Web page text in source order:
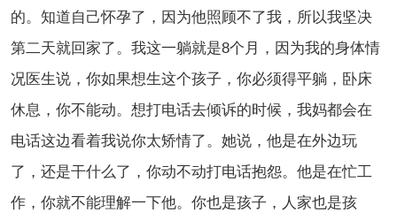
的。知道自己怀孕了，因为他照顾不了我，所以我坚决
第二天就回家了。我这一躺就是8个月，因为我的身体情
况医生说，你如果想生这个孩子，你必须得平躺，卧床
休息，你不能动。想打电话去倾诉的时候，我妈都会在
电话这边看着我说你太矫情了。她说，他是在外边玩
了，还是干什么了，你动不动打电话抱怨。他是在忙工
作，你就不能理解一下他。你也是孩子，人家也是孩